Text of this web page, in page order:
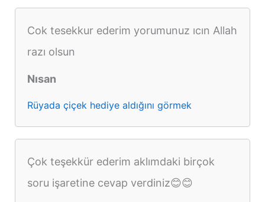
Cok tesekkur ederim yorumunuz ıcın Allah
razı olsun
Nısan
Rüyada çiçek hediye aldığını görmek
Çok teşekkür ederim aklımdaki birçok
soru işaretine cevap verdiniz😊😊